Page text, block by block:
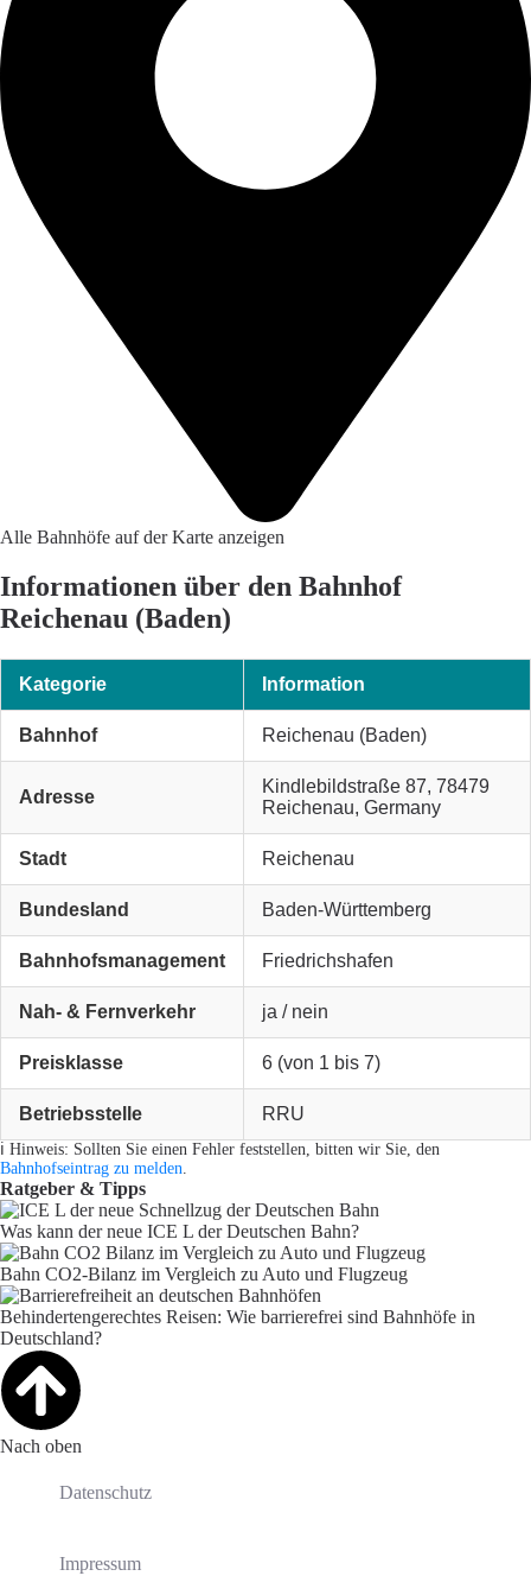
Alle Bahnhöfe auf der Karte anzeigen
Informationen über den Bahnhof
Reichenau (Baden)
Kategorie Information
Bahnhof Reichenau (Baden)
Adresse
Kindlebildstraße 87, 78479
Reichenau, Germany
Stadt Reichenau
Bundesland Baden-Württemberg
Bahnhofsmanagement Friedrichshafen
Nah- & Fernverkehr ja / nein
Preisklasse 6 (von 1 bis 7)
Betriebsstelle RRU
ℹ️ Hinweis: Sollten Sie einen Fehler feststellen, bitten wir Sie, den
Bahnhofseintrag zu melden.
Ratgeber & Tipps
Was kann der neue ICE L der Deutschen Bahn?
Bahn CO2-Bilanz im Vergleich zu Auto und Flugzeug
Behindertengerechtes Reisen: Wie barrierefrei sind Bahnhöfe in
Deutschland?
Nach oben
Datenschutz
Impressum